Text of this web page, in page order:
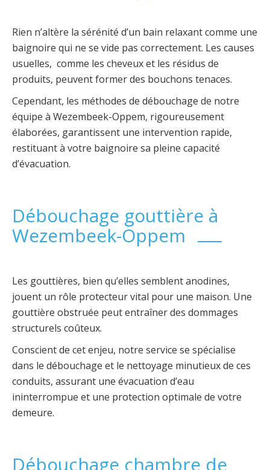
Rien n’altère la sérénité d’un bain relaxant comme une
baignoire qui ne se vide pas correctement. Les causes
usuelles, comme les cheveux et les résidus de
produits, peuvent former des bouchons tenaces.
Cependant, les méthodes de débouchage de notre
équipe à Wezembeek-Oppem, rigoureusement
élaborées, garantissent une intervention rapide,
restituant à votre baignoire sa pleine capacité
d’évacuation.
Débouchage gouttière à
Wezembeek-Oppem
Les gouttières, bien qu’elles semblent anodines,
jouent un rôle protecteur vital pour une maison. Une
gouttière obstruée peut entraîner des dommages
structurels coûteux.
Conscient de cet enjeu, notre service se spécialise
dans le débouchage et le nettoyage minutieux de ces
conduits, assurant une évacuation d’eau
ininterrompue et une protection optimale de votre
demeure.
Débouchage chambre de